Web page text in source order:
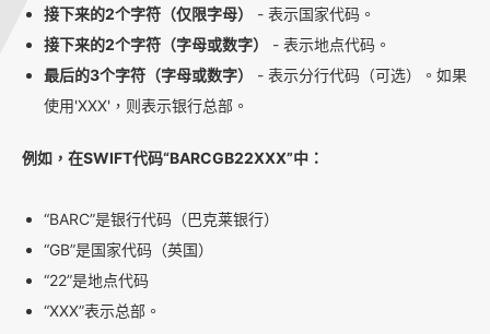
接下来的2个字符（仅限字母）
- 表示国家代码。
接下来的2个字符（字母或数字）
- 表示地点代码。
最后的3个字符（字母或数字）
- 表示分行代码（可选）。如果
使用'XXX'，则表示银行总部。
例如，在SWIFT代码“BARCGB22XXX”中：
“BARC”是银行代码（巴克莱银行）
“GB”是国家代码（英国）
“22”是地点代码
“XXX”表示总部。